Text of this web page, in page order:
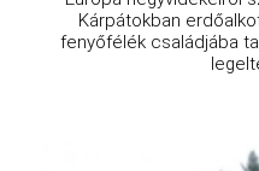
Kárpátokban
fenyőfélék családjába